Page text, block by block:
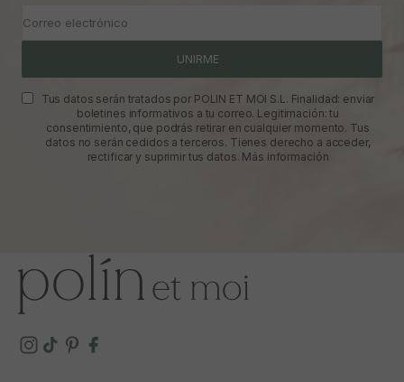
Correo electrónico
UNIRME
Tus datos serán tratados por POLIN ET MOI S.L. Finalidad: enviar
boletines informativos a tu correo. Legitimación: tu
consentimiento, que podrás retirar en cualquier momento. Tus
datos no serán cedidos a terceros. Tienes derecho a acceder,
rectificar y suprimir tus datos. Más información